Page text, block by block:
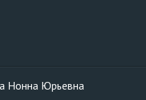
Нонна Юрьевна